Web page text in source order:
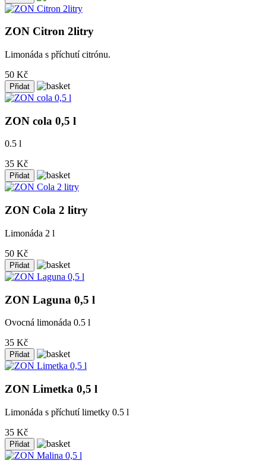
ZON Citron 2litry
Limonáda s příchutí citrónu.
50 Kč
ZON cola 0,5 l
0.5 l
35 Kč
ZON Cola 2 litry
Limonáda 2 l
50 Kč
ZON Laguna 0,5 l
Ovocná limonáda 0.5 l
35 Kč
ZON Limetka 0,5 l
Limonáda s příchutí limetky 0.5 l
35 Kč